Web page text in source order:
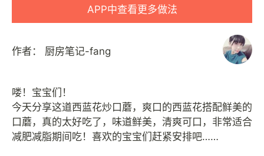
APP中查看更多做法
作者： 厨房笔记-fang
喽！宝宝们！
今天分享这道西蓝花炒口蘑，爽口的西蓝花搭配鲜美的
口蘑，真的太好吃了，味道鲜美，清爽可口，非常适合